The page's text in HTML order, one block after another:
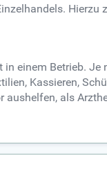
Hierzu
einem Betrieb. Je
Kassieren,
aushelfen, als